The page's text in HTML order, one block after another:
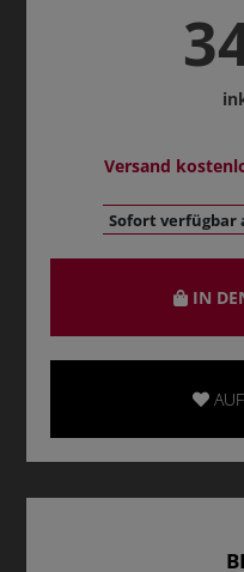
Versand
Sofort verfügbar
IN